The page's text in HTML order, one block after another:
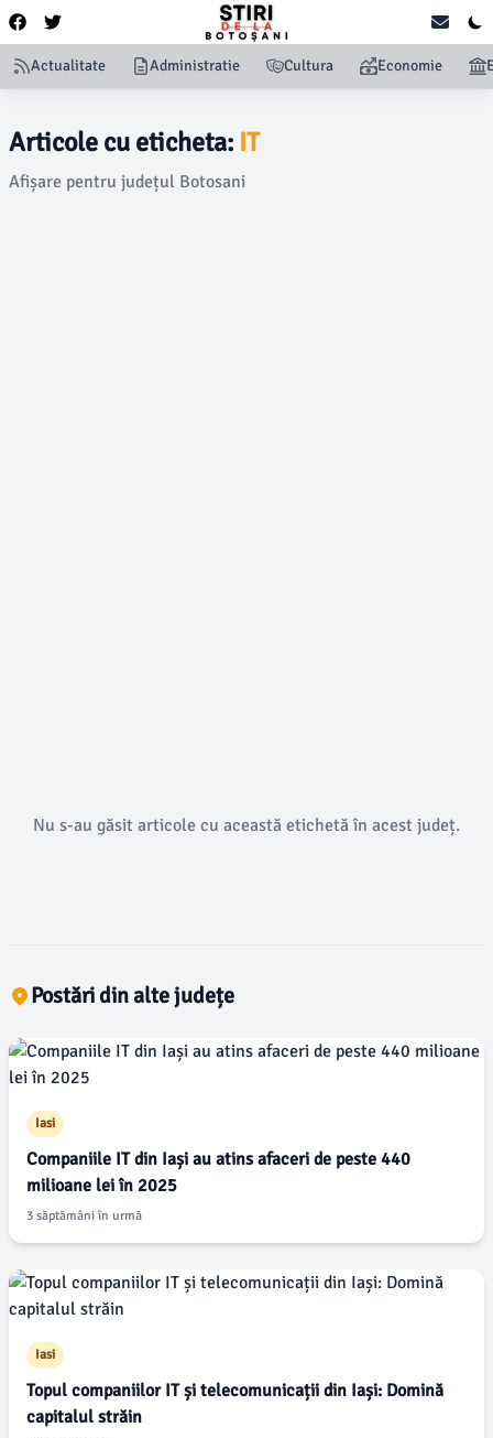
Actualitate Administratie Cultura Economie
Articole cu eticheta: IT
Afișare pentru județul Botosani
Nu s-au găsit articole cu această etichetă în acest județ.
Postări din alte județe
Iasi
Companiile IT din Iași au atins afaceri de peste 440
milioane lei în 2025
3 săptămâni în urmă
Iasi
Topul companiilor IT și telecomunicații din Iași: Domină
capitalul străin